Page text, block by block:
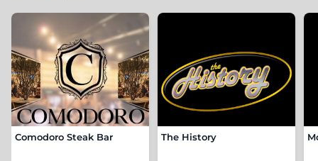
Comodoro Steak Bar The History